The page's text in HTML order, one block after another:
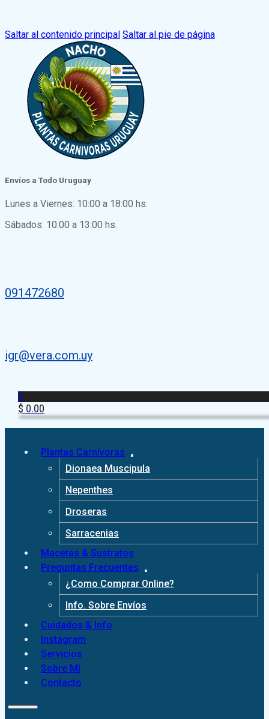
Saltar al contenido principal Saltar al pie de página
Envíos a Todo Uruguay
Lunes a Viernes: 10:00 a 18:00 hs.
Sábados: 10:00 a 13:00 hs.
091472680
igr@vera.com.uy
0
$ 0.00
Plantas Carnívoras
Dionaea Muscipula
Nepenthes
Droseras
Sarracenias
Macetas & Sustratos
Preguntas Frecuentes
¿Como Comprar Online?
Info. Sobre Envíos
Cuidados & Info
Instagram
Servicios
Sobre Mí
Contacto